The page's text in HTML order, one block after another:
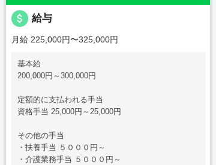
attach_money 給与
月給 225,000円〜325,000円
基本給
200,000円～300,000円
定額的に支払われる手当
資格手当 25,000円～25,000円
その他の手当
・扶養手当 ５０００円～
・介護業務手当 ５０００円～